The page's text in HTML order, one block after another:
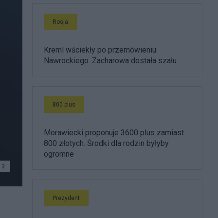
3
Rosja
Kreml wściekły po przemówieniu
Nawrockiego. Zacharowa dostała szału
800 plus
Morawiecki proponuje 3600 plus zamiast
800 złotych. Środki dla rodzin byłyby
ogromne
Prezydent